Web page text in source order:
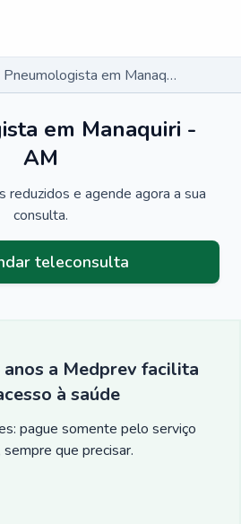
Pneumologista em Manaquiri - AM
em Manaquiri -
AM
e agende agora a sua
consulta.
teleconsulta
anos a Medprev facilita
à saúde
pague somente pelo serviço
sempre que precisar.